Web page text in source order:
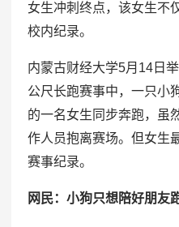
女生冲刺终点，该女生不
校内纪录。
内蒙古财经大学5月14日
公尺长跑赛事中，一只小
的一名女生同步奔跑，虽
作人员抱离赛场。但女生
赛事纪录。
网民：小狗只想陪好朋友